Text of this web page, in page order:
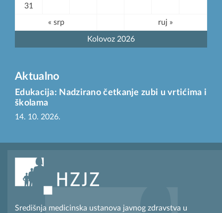
Kolovoz 2026
31
« srp ruj »
Aktualno
Edukacija: Nadzirano četkanje zubi u vrtićima i
školama
14. 10. 2026.
Središnja medicinska ustanova javnog zdravstva u